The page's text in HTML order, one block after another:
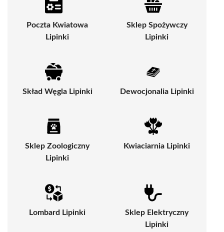
Poczta Kwiatowa
Lipinki
Sklep Spożywczy
Lipinki
Skład Węgla Lipinki Dewocjonalia Lipinki
Sklep Zoologiczny
Lipinki
Kwiaciarnia Lipinki
Lombard Lipinki
Sklep Elektryczny
Lipinki